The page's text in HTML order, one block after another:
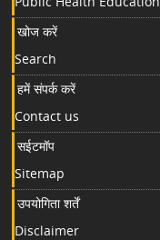
खोज करें
Search
हमें संपर्क करें
Contact us
सईटमॉप
Sitemap
उपयोगिता शर्तें
Disclaimer